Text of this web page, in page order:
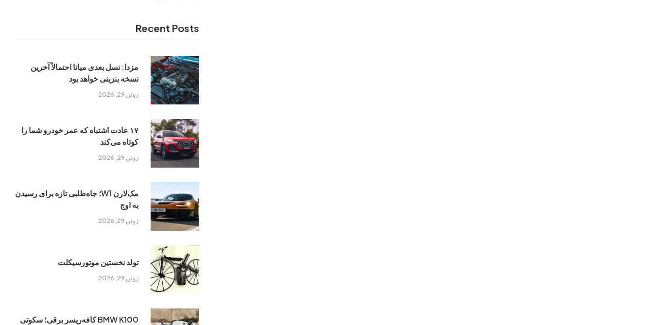
Recent Posts
ژوئن 29, 2026
مزدا: نسل بعدی میاتا احتمالاً آخرین
نسخه بنزینی خواهد بود
ژوئن 29, 2026
۱۷ عادت اشتباه که عمر خودرو شما را
کوتاه می‌کند
ژوئن 29, 2026
مک‌لارن W1؛ جاه‌طلبی تازه برای رسیدن
به اوج
ژوئن 29, 2026
تولد نخستین موتورسیکلت
BMW K100 کافه‌ریسر برقی؛ سکوتی